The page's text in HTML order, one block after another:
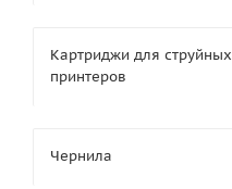
Картриджи для струйных
принтеров
Чернила